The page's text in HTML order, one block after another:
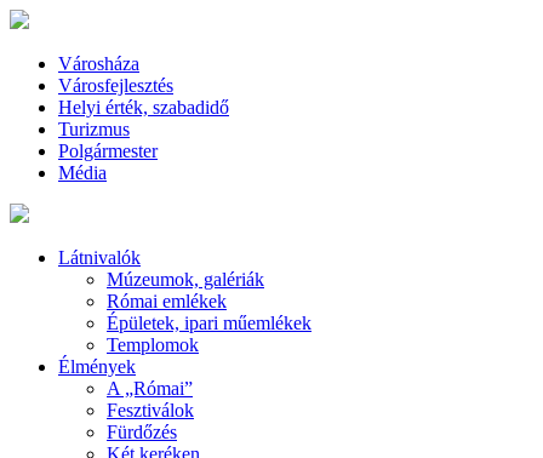
Városháza
Városfejlesztés
Helyi érték, szabadidő
Turizmus
Polgármester
Média
Látnivalók
Múzeumok, galériák
Római emlékek
Épületek, ipari műemlékek
Templomok
Élmények
A „Római”
Fesztiválok
Fürdőzés
Két keréken